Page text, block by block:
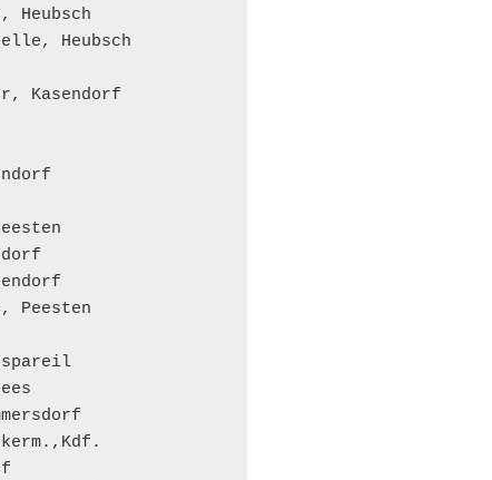
Heubsch
Heubsch
Kasendorf
Peesten